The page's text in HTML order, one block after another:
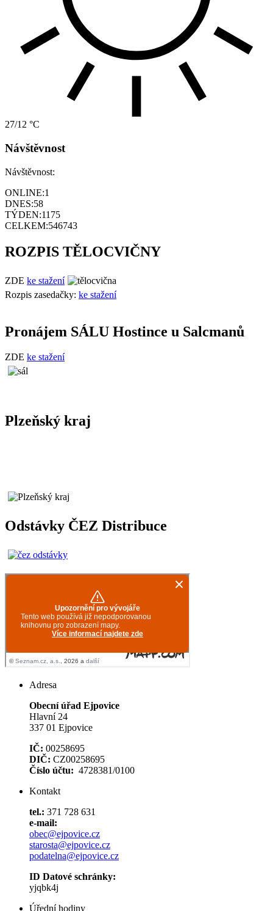
27/12 °C
Návštěvnost
Návštěvnost:
ONLINE:1
DNES:58
TÝDEN:1175
CELKEM:546743
ROZPIS TĚLOCVIČNY
ZDE ke stažení
Rozpis zasedačky: ke stažení
Pronájem SÁLU Hostince u Salcmanů
ZDE ke stažení
Plzeňský kraj
Odstávky ČEZ Distribuce
Adresa
Obecní úřad Ejpovice
Hlavní 24
337 01 Ejpovice
IČ: 00258695
DIČ: CZ00258695
Číslo účtu: 4728381/0100
Kontakt
tel.: 371 728 631
e-mail:
obec@ejpovice.cz
starosta@ejpovice.cz
podatelna@ejpovice.cz
ID Datové schránky:
yjqbk4j
Úřední hodiny